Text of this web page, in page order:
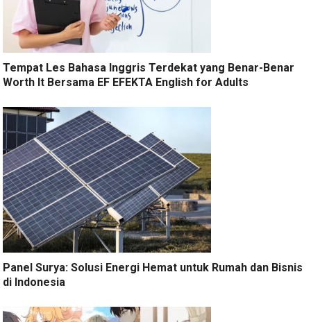
Tempat Les Bahasa Inggris Terdekat yang Benar-Benar
Worth It Bersama EF EFEKTA English for Adults
Panel Surya: Solusi Energi Hemat untuk Rumah dan Bisnis
di Indonesia